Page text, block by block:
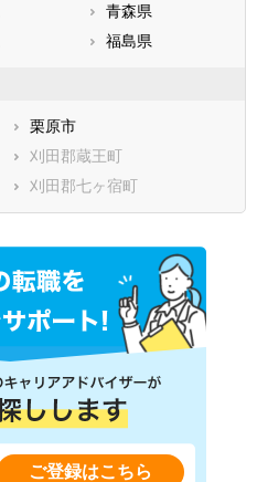
青森県
福島県
栗原市
刈田郡蔵王町
刈田郡七ヶ宿町
ご登録はこちら